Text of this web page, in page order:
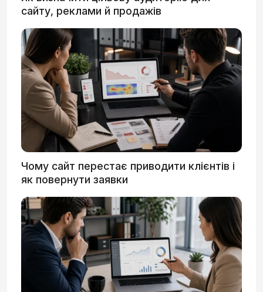
сайту, реклами й продажів
Чому сайт перестає приводити клієнтів і
як повернути заявки